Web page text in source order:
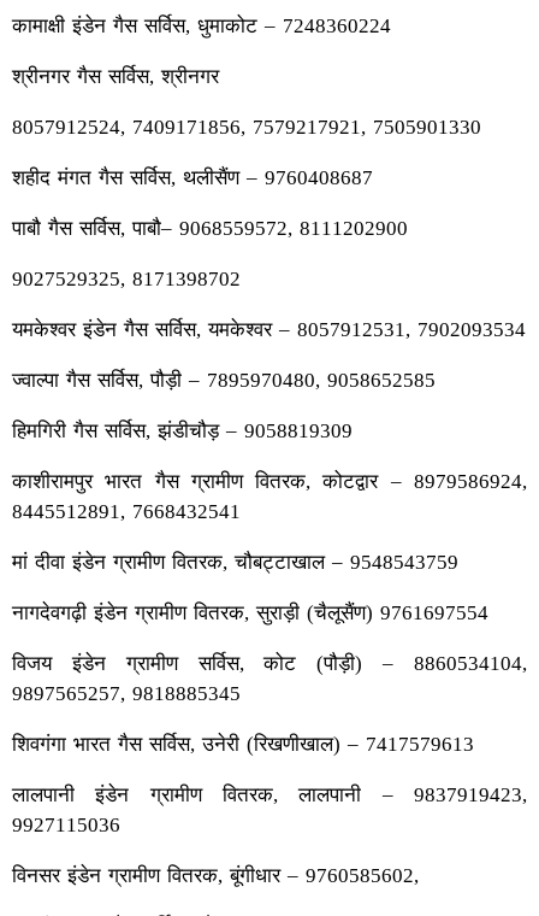
कामाक्षी इंडेन गैस सर्विस, धुमाकोट – 7248360224
श्रीनगर गैस सर्विस, श्रीनगर
8057912524, 7409171856, 7579217921, 7505901330
शहीद मंगत गैस सर्विस, थलीसैंण – 9760408687
पाबौ गैस सर्विस, पाबौ– 9068559572, 8111202900
9027529325, 8171398702
यमकेश्वर इंडेन गैस सर्विस, यमकेश्वर – 8057912531, 7902093534
ज्वाल्पा गैस सर्विस, पौड़ी – 7895970480, 9058652585
हिमगिरी गैस सर्विस, झंडीचौड़ – 9058819309
काशीरामपुर भारत गैस ग्रामीण वितरक, कोटद्वार – 8979586924,
8445512891, 7668432541
मां दीवा इंडेन ग्रामीण वितरक, चौबट्टाखाल – 9548543759
नागदेवगढ़ी इंडेन ग्रामीण वितरक, सुराड़ी (चैलूसैंण) 9761697554
विजय इंडेन ग्रामीण सर्विस, कोट (पौड़ी) – 8860534104,
9897565257, 9818885345
शिवगंगा भारत गैस सर्विस, उनेरी (रिखणीखाल) – 7417579613
लालपानी इंडेन ग्रामीण वितरक, लालपानी – 9837919423,
9927115036
विनसर इंडेन ग्रामीण वितरक, बूंगीधार – 9760585602,